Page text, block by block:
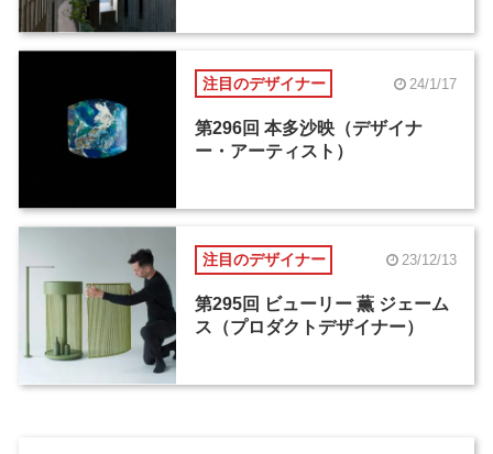
注目のデザイナー 24/1/17
第296回 本多沙映（デザイナ
ー・アーティスト）
注目のデザイナー 23/12/13
第295回 ビューリー 薫 ジェーム
ス（プロダクトデザイナー）